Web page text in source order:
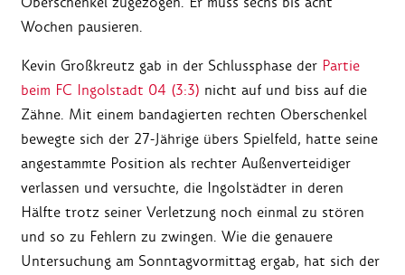
Wochen pausieren.
Kevin Großkreutz gab in der Schlussphase der Partie
beim FC Ingolstadt 04 (3:3) nicht auf und biss auf die
Zähne. Mit einem bandagierten rechten Oberschenkel
bewegte sich der 27-Jährige übers Spielfeld, hatte seine
angestammte Position als rechter Außenverteidiger
verlassen und versuchte, die Ingolstädter in deren
Hälfte trotz seiner Verletzung noch einmal zu stören
und so zu Fehlern zu zwingen. Wie die genauere
Untersuchung am Sonntagvormittag ergab, hat sich der